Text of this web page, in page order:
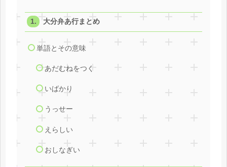
大分弁あ行まとめ
単語とその意味
あだむねをつく
いばかり
うっせー
えらしい
おしなぎい